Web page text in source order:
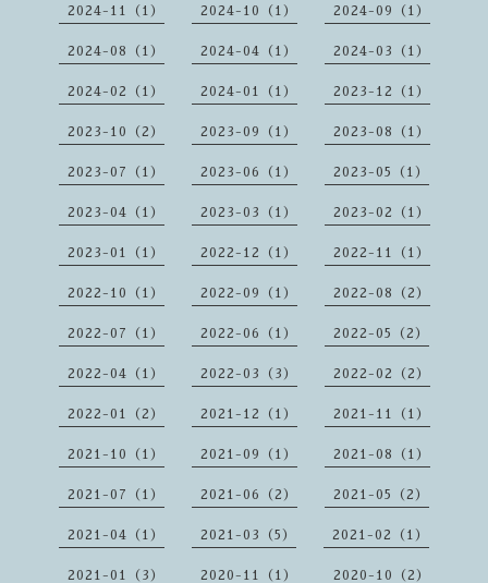
2024-11（1） 2024-10（1） 2024-09（1）
2024-08（1） 2024-04（1） 2024-03（1）
2024-02（1） 2024-01（1） 2023-12（1）
2023-10（2） 2023-09（1） 2023-08（1）
2023-07（1） 2023-06（1） 2023-05（1）
2023-04（1） 2023-03（1） 2023-02（1）
2023-01（1） 2022-12（1） 2022-11（1）
2022-10（1） 2022-09（1） 2022-08（2）
2022-07（1） 2022-06（1） 2022-05（2）
2022-04（1） 2022-03（3） 2022-02（2）
2022-01（2） 2021-12（1） 2021-11（1）
2021-10（1） 2021-09（1） 2021-08（1）
2021-07（1） 2021-06（2） 2021-05（2）
2021-04（1） 2021-03（5） 2021-02（1）
2021-01（3） 2020-11（1） 2020-10（2）